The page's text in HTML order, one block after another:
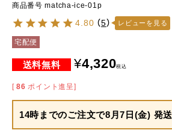
商品番号 matcha-ice-01p
4.80 （5） レビューを見る
宅配便
¥4,320税込
[ 86 ポイント進呈]
14時までのご注文で8月7日(金) 発送